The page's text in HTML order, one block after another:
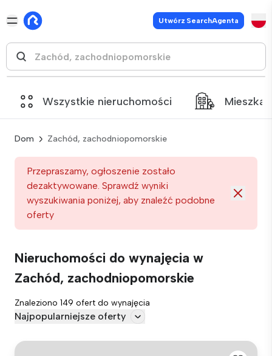
Utwórz SearchAgenta
Wszystkie nieruchomości
Dom Zachód, zachodniopomorskie
Przepraszamy, ogłoszenie zostało
dezaktywowane. Sprawdź wyniki
wyszukiwania poniżej, aby znaleźć podobne
oferty
Nieruchomości do wynajęcia w
Zachód, zachodniopomorskie
Znaleziono 149 ofert do wynajęcia
Najpopularniejsze oferty